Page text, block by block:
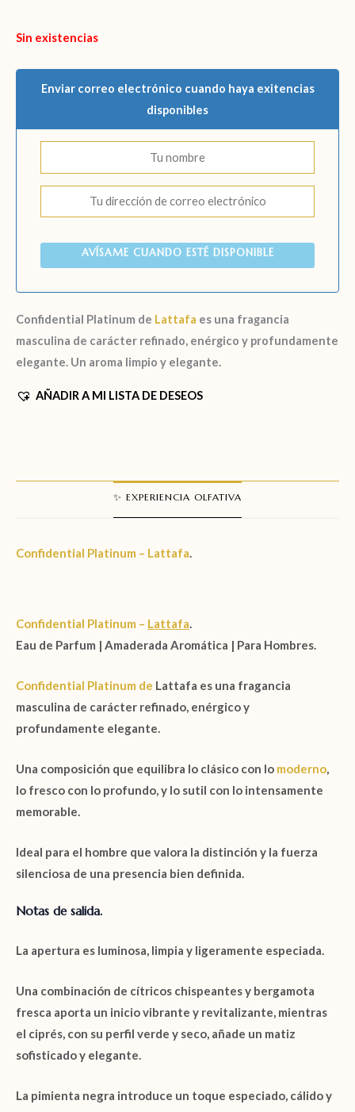
Sin existencias
Enviar correo electrónico cuando haya exitencias
disponibles
AVÍSAME CUANDO ESTÉ DISPONIBLE
Confidential Platinum de Lattafa es una fragancia
masculina de carácter refinado, enérgico y profundamente
elegante. Un aroma limpio y elegante.
AÑADIR A MI LISTA DE DESEOS
✨ EXPERIENCIA OLFATIVA
Confidential Platinum – Lattafa.
Confidential Platinum – Lattafa.
Eau de Parfum | Amaderada Aromática | Para Hombres.
Confidential Platinum de Lattafa es una fragancia
masculina de carácter refinado, enérgico y
profundamente elegante.
Una composición que equilibra lo clásico con lo moderno,
lo fresco con lo profundo, y lo sutil con lo intensamente
memorable.
Ideal para el hombre que valora la distinción y la fuerza
silenciosa de una presencia bien definida.
Notas de salida.
La apertura es luminosa, limpia y ligeramente especiada.
Una combinación de cítricos chispeantesy bergamota
fresca aporta un inicio vibrante y revitalizante, mientras
el ciprés, con su perfil verde y seco, añade un matiz
sofisticado y elegante.
La pimienta negra introduce un toque especiado, cálido y